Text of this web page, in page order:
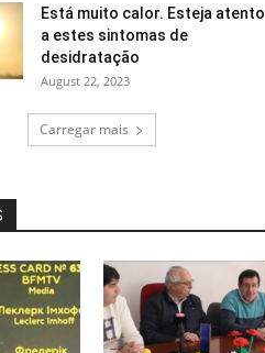
Está muito calor. Esteja atento
a estes sintomas de
desidratação
August 22, 2023
Carregar mais